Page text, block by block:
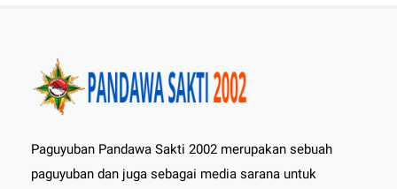
Paguyuban Pandawa Sakti 2002 merupakan sebuah
paguyuban dan juga sebagai media sarana untuk